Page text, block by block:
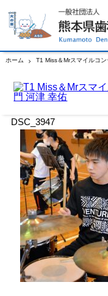
ホーム T1 Miss＆Mrスマイルコ
DSC_3947
ホーム
歯科医院検索
イベント案内
お知らせ
国保組合からのお知
会員専用ページ